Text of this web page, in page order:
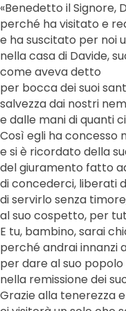
«Benedetto il Signore,
perché ha visitato e
e ha suscitato per noi
nella casa di Davide,
come aveva detto
per bocca dei suoi
salvezza dai nostri
e dalle mani di quanti
Così egli ha concesso
e si è ricordato della
del giuramento fatto
di concederci, liberati
di servirlo senza
al suo cospetto, per
E tu, bambino, sarai
perché andrai innanzi
per dare al suo
nella remissione dei
Grazie alla tenerezza